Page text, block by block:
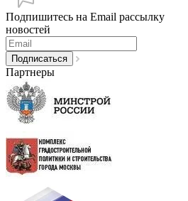
Подпишитесь на Email рассылку
новостей
Партнеры